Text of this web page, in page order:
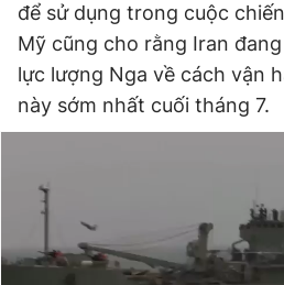
để sử dụng trong cuộc
Mỹ cũng cho rằng Iran
lực lượng Nga về cách vận
này sớm nhất cuối tháng 7.